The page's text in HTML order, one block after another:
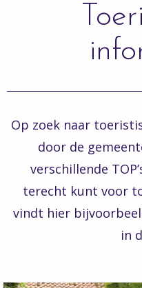
Op zoek naar
door de
verschillende
terecht kunt voor
vindt hier
in